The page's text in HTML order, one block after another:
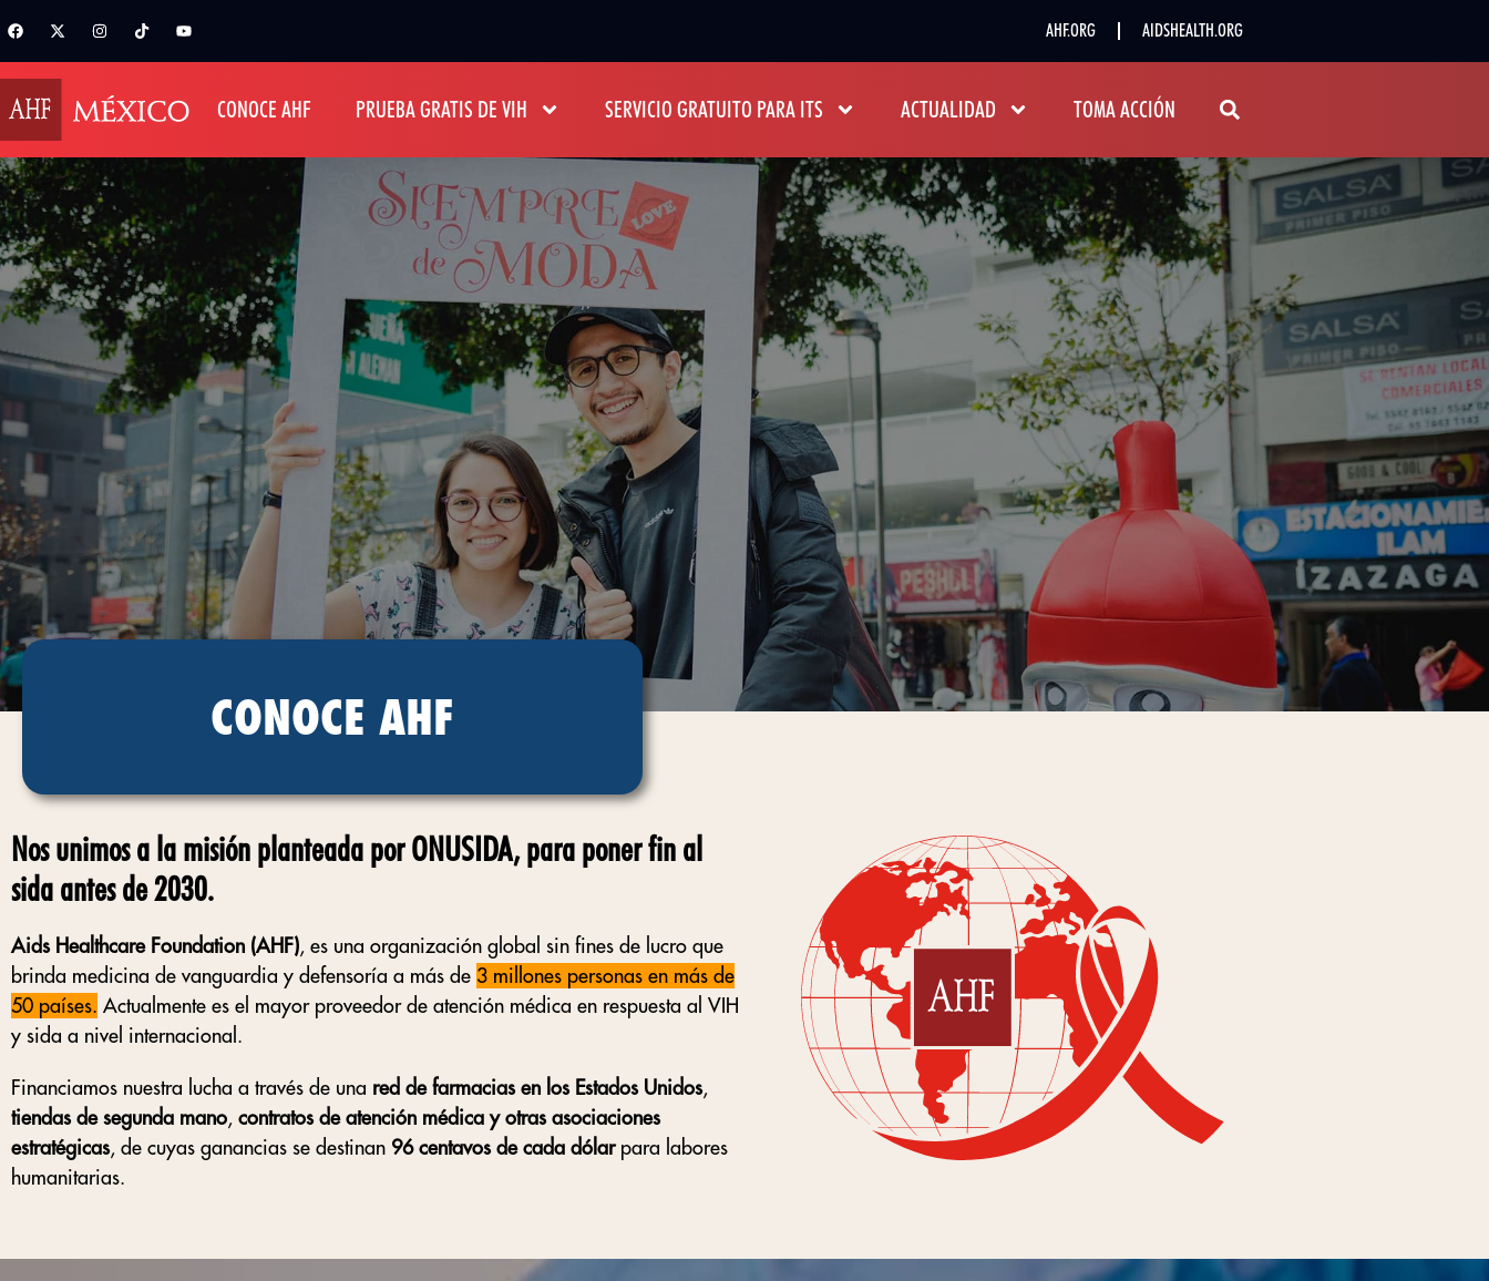
AHF.ORG AIDSHEALTH.ORG
CONOCE AHF PRUEBA GRATIS DE VIH SERVICIO GRATUITO PARA ITS ACTUALIDAD TOMA ACCIÓN
CONOCE AHF
Nos unimos a la misión planteada por ONUSIDA, para poner fin al
sida antes de 2030.
Aids Healthcare Foundation (AHF), es una organización global sin fines de lucro que
brinda medicina de vanguardia y defensoría a más de 3 millones personas en más de
50 países. Actualmente es el mayor proveedor de atención médica en respuesta al VIH
y sida a nivel internacional.
Financiamos nuestra lucha a través de una red de farmacias en los Estados Unidos,
tiendas de segunda mano, contratos de atención médica y otras asociaciones
estratégicas, de cuyas ganancias se destinan 96 centavos de cada dólarpara labores
humanitarias.